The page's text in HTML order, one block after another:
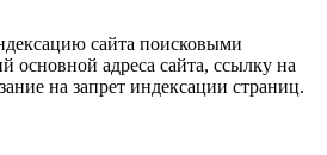
сайта поисковыми
основной адреса сайта, ссылку на
на запрет индексации страниц.